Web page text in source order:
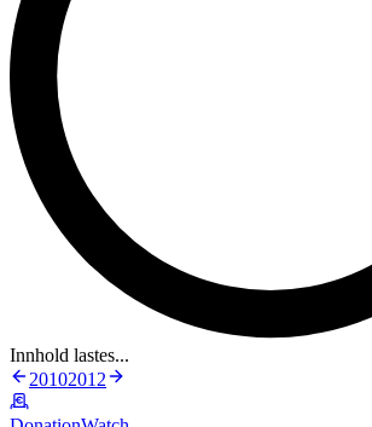
Innhold lastes...
20102012